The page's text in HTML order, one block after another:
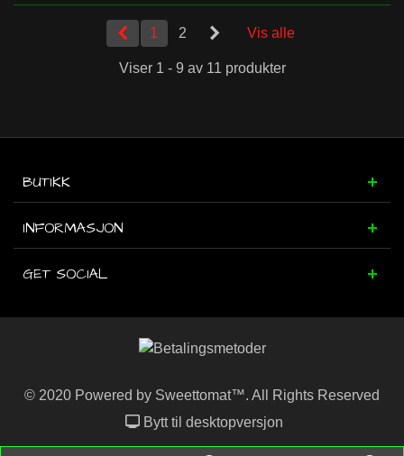
1 2 Vis alle
Viser 1 - 9 av 11 produkter
BUTIKK
INFORMASJON
GET SOCIAL
© 2020 Powered by Sweettomat™. All Rights Reserved
Bytt til desktopversjon